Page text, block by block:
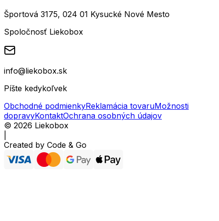
Športová 3175, 024 01 Kysucké Nové Mesto
Spoločnosť Liekobox
info@liekobox.sk
Píšte kedykoľvek
Obchodné podmienkyReklamácia tovaruMožnosti
dopravyKontaktOchrana osobných údajov
© 2026 Liekobox
Created by Code & Go